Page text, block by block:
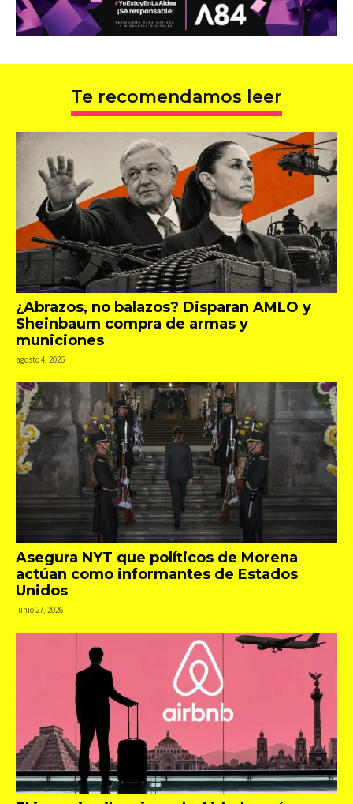
Te recomendamos leer
¿Abrazos, no balazos? Disparan AMLO y
Sheinbaum compra de armas y
municiones
agosto 4, 2026
Asegura NYT que políticos de Morena
actúan como informantes de Estados
Unidos
junio 27, 2026